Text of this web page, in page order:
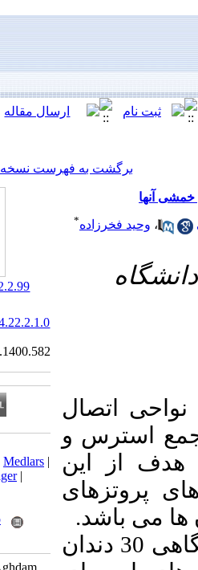
نسخه ها
‎ 10.61186/jrds.22.2.99
20.1001.1.20084676.1404.22.2.1.0
IR.TBZMED.VCR.REC.1400.582
Download citation:
BibTeX | RIS|EndNote Medlars|
ProCite
Reference Manager|
Send citation to:
Zotero
Nourizadeh A, Kahyaie Aghdam